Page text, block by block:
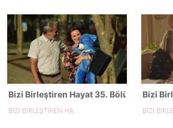
Bizi Birleştiren Hayat 35. Bölüm Bizi